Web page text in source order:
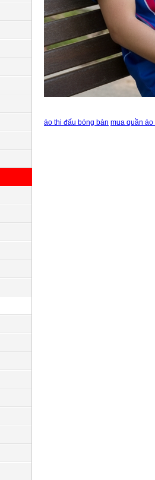
áo thi đấu bóng bàn mua quần áo